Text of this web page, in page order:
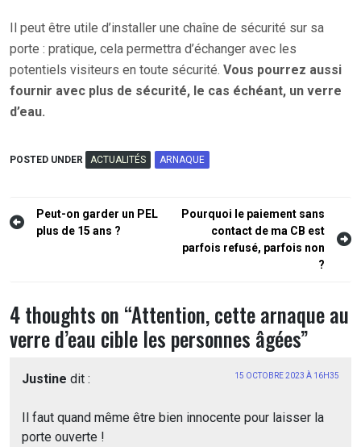
Il peut être utile d’installer une chaîne de sécurité sur sa
porte : pratique, cela permettra d’échanger avec les
potentiels visiteurs en toute sécurité. Vous pourrez aussi
fournir avec plus de sécurité, le cas échéant, un verre
d’eau.
POSTED UNDER ACTUALITÉS ARNAQUE
Navigation
Peut-on garder un PEL
plus de 15 ans ?
Pourquoi le paiement sans
contact de ma CB est
parfois refusé, parfois non
?
4 thoughts on “Attention, cette arnaque au
verre d’eau cible les personnes âgées”
Justine dit : 15 OCTOBRE 2023 À 16H35
Il faut quand même être bien innocente pour laisser la
porte ouverte !